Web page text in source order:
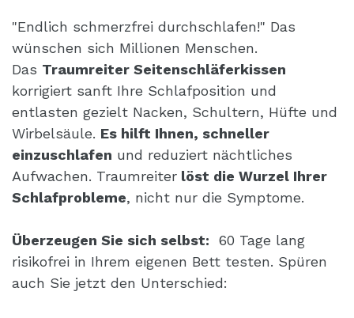
"Endlich schmerzfrei durchschlafen!" Das
wünschen sich Millionen Menschen.
Das Traumreiter Seitenschläferkissen
korrigiert sanft Ihre Schlafposition und
entlasten gezielt Nacken, Schultern, Hüfte und
Wirbelsäule. Es hilft Ihnen, schneller
einzuschlafen und reduziert nächtliches
Aufwachen. Traumreiter löst die Wurzel Ihrer
Schlafprobleme, nicht nur die Symptome.
Überzeugen Sie sich selbst: 60 Tage lang
risikofrei in Ihrem eigenen Bett testen. Spüren
auch Sie jetzt den Unterschied: